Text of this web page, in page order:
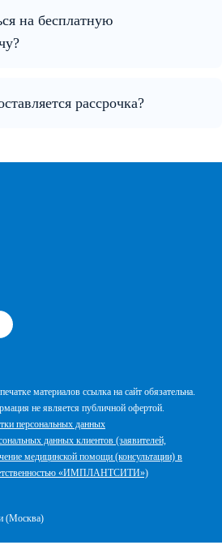
на бесплатную
рассрочка?
материалов ссылка на сайт обязательна.
не является публичной офертой.
персональных данных
данных клиентов (заявителей,
медицинской помощи (консультации) в
«ИМПЛАНТСИТИ»)
(Москва)